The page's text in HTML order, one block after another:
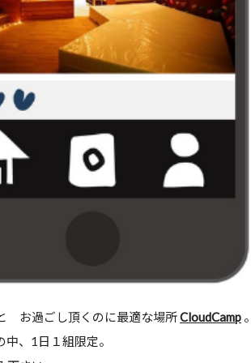
お過ごし頂くのに最適な場所CloudCamp 。
、1日１組限定。